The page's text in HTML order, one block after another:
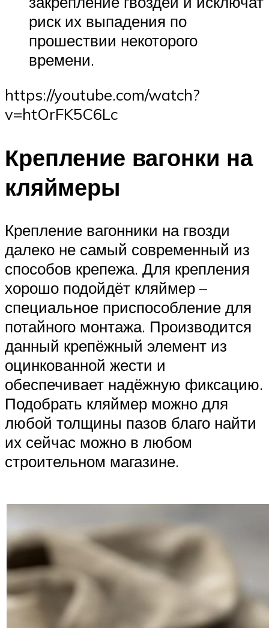
риск их выпадения по
прошествии некоторого
времени.
https://youtube.com/watch?
v=htOrFK5C6Lc
Крепление вагонки на
кляймеры
Крепление вагонники на гвозди
далеко не самый современный из
способов крепежа. Для крепления
хорошо подойдёт кляймер –
специальное приспособление для
потайного монтажа. Производится
данный крепёжный элемент из
оцинкованной жести и
обеспечивает надёжную фиксацию.
Подобрать кляймер можно для
любой толщины пазов благо найти
их сейчас можно в любом
строительном магазине.